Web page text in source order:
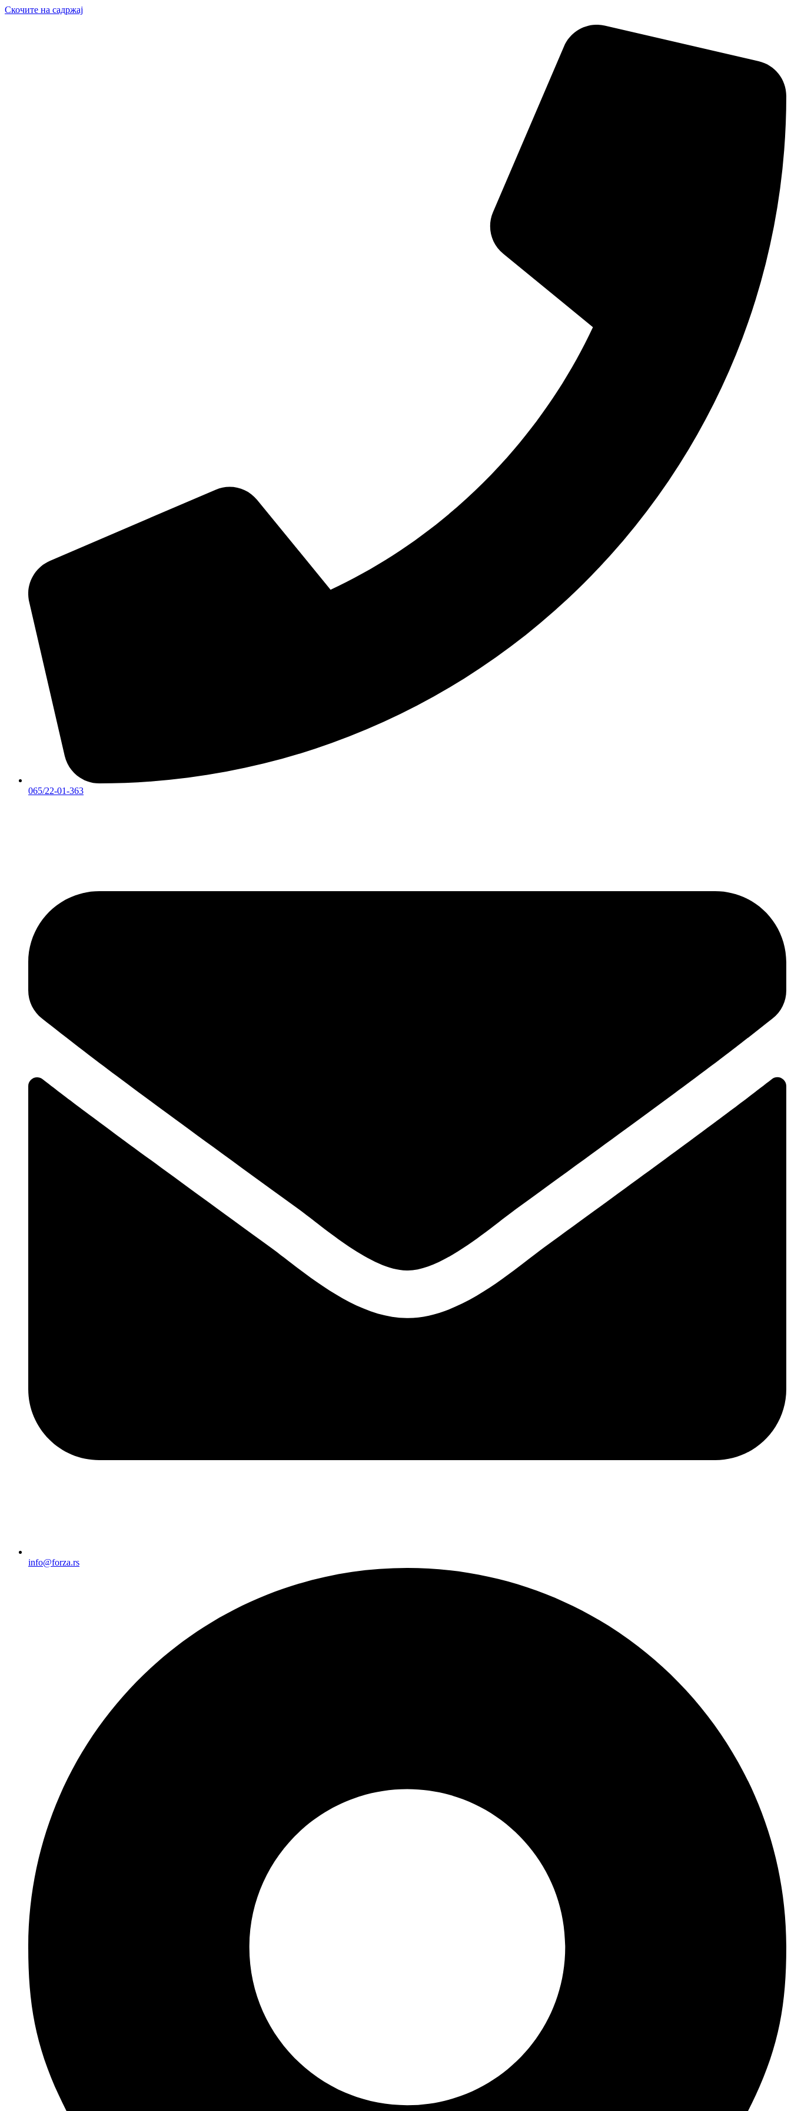
Скочите на садржај
065/22-01-363
info@forza.rs